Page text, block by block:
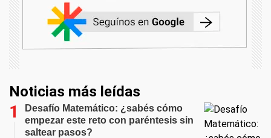
Noticias más leídas
Desafío Matemático: ¿sabés cómo
empezar este reto con paréntesis sin
saltear pasos?